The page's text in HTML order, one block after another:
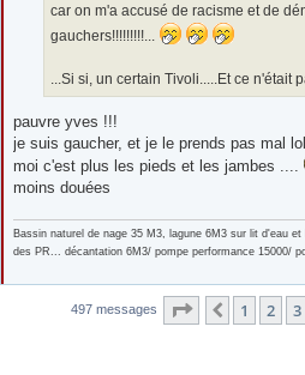
car on m'a accusé de racisme et de
gauchers!!!!!!!!!...
...Si si, un certain Tivoli.....Et ce n'était
pauvre yves !!!
je suis gaucher, et je le prends pas mal
moi c'est plus les pieds et les jambes ....
moins douées
Bassin naturel de nage 35 M3, lagune 6M3 sur lit d'eau
des PR... décantation 6M3/ pompe performance 15000/
497 messages Page sur50
Précédente
1 2 3